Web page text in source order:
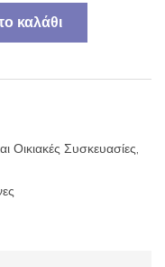
καλάθι
Οικιακές Συσκευασίες,